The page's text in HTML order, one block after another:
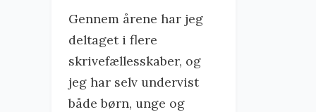
Gennem årene har jeg
deltaget i flere
skrivefællesskaber, og
jeg har selv undervist
både børn, unge og